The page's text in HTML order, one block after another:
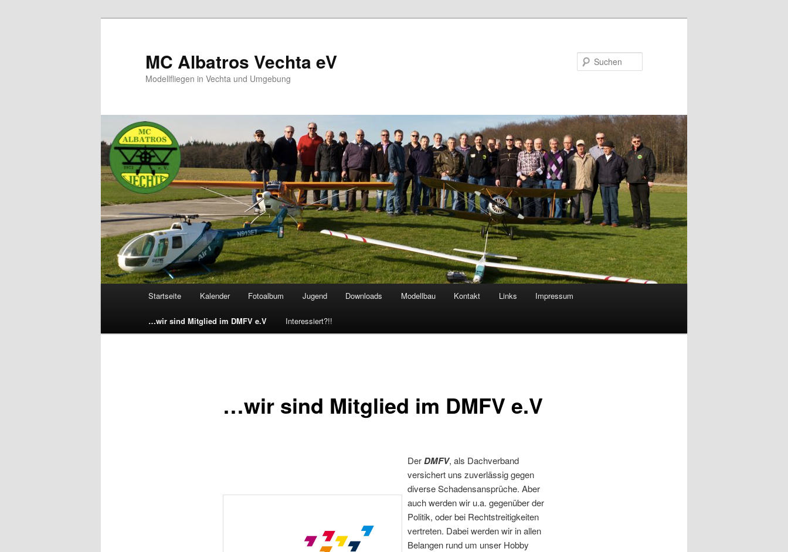
MC Albatros Vechta eV
Modellfliegen in Vechta und Umgebung
Zum Inhalt wechseln
Zum sekundären Inhalt wechseln
Startseite Kalender Fotoalbum Jugend Downloads Modellbau Kontakt Links Impressum
…wir sind Mitglied im DMFV e.V Interessiert?!!
…wir sind Mitglied im DMFV e.V
DerDMFV, als Dachverband
versichert uns zuverlässig gegen
diverse Schadensansprüche. Aber
auch werden wir u.a. gegenüber der
Politik, oder bei Rechtstreitigkeiten
vertreten. Dabei werden wir in allen
Belangen rund um unser Hobby